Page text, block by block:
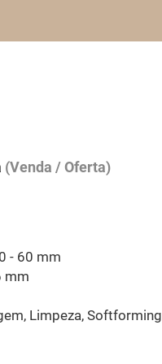
(Venda / Oferta)
- 60 mm
mm
Limpeza, Softforming